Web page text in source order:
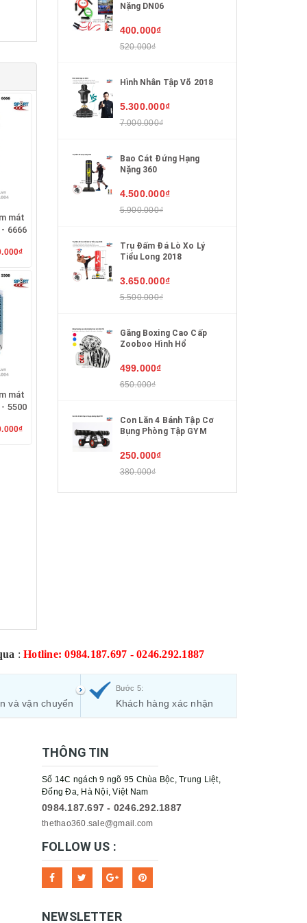
mức
ở
và
sử
mát
6666
mát
5500
Nặng DN06
400.000₫
520.000₫
Hình Nhân Tập Võ 2018
5.300.000₫
7.000.000₫
Bao Cát Đứng Hạng
Nặng 360
4.500.000₫
5.900.000₫
Trụ Đấm Đá Lò Xo Lý
Tiểu Long 2018
3.650.000₫
5.500.000₫
Găng Boxing Cao Cấp
Zooboo Hình Hổ
499.000₫
650.000₫
Con Lăn 4 Bánh Tập Cơ
Bụng Phòng Tập GYM
250.000₫
380.000₫
: Hotline: 0984.187.697 - 0246.292.1887
và vận chuyển
Bước 5:
Khách hàng xác nhận
THÔNG TIN
Số 14C ngách 9 ngõ 95 Chùa Bộc, Trung Liệt,
Đống Đa, Hà Nội, Việt Nam
0984.187.697 - 0246.292.1887
thethao360.sale@gmail.com
FOLLOW US :
NEWSLETTER